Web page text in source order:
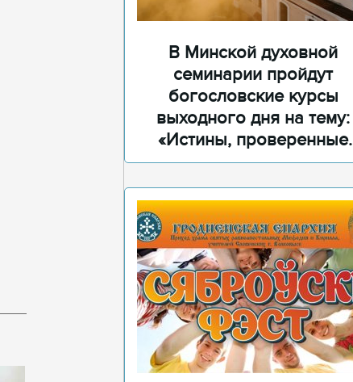
В Минской духовной
семинарии пройдут
богословские курсы
выходного дня на тему:
«Истины, проверенные
временем»